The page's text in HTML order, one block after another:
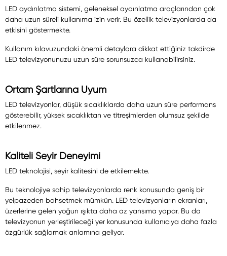
LED aydınlatma sistemi, geleneksel aydınlatma araçlarından çok
daha uzun süreli kullanıma izin verir. Bu özellik televizyonlarda da
etkisini göstermekte.
Kullanım kılavuzundaki önemli detaylara dikkat ettiğiniz takdirde
LED televizyonunuzu uzun süre sorunsuzca kullanabilirsiniz.
Ortam Şartlarına Uyum
LED televizyonlar, düşük sıcaklıklarda daha uzun süre performans
gösterebilir, yüksek sıcaklıktan ve titreşimlerden olumsuz şekilde
etkilenmez.
Kaliteli Seyir Deneyimi
LED teknolojisi, seyir kalitesini de etkilemekte.
Bu teknolojiye sahip televizyonlarda renk konusunda geniş bir
yelpazeden bahsetmek mümkün. LED televizyonların ekranları,
üzerlerine gelen yoğun ışıkta daha az yansıma yapar. Bu da
televizyonun yerleştirileceği yer konusunda kullanıcıya daha fazla
özgürlük sağlamak anlamına geliyor.